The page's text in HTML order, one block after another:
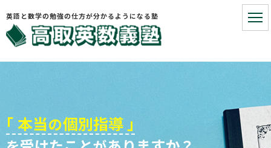
英語と数学の勉強の仕方が分かるようになる塾
｢ 本当の個別指導 ｣
こういうお悩みないですか?